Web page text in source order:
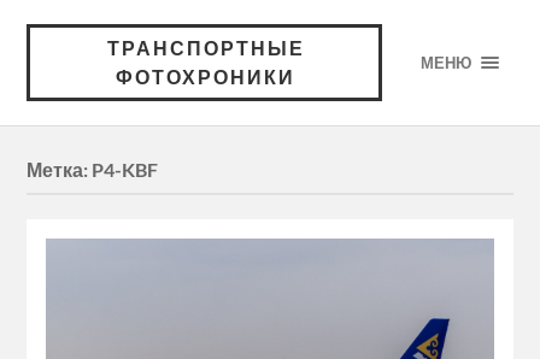
ТРАНСПОРТНЫЕ
ФОТОХРОНИКИ
МЕНЮ
Метка: P4-KBF